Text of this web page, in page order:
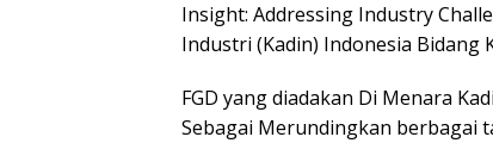
Insight: Addressing Industry
Industri (Kadin) Indonesia Bidang
FGD yang diadakan Di Menara
Sebagai Merundingkan berbagai